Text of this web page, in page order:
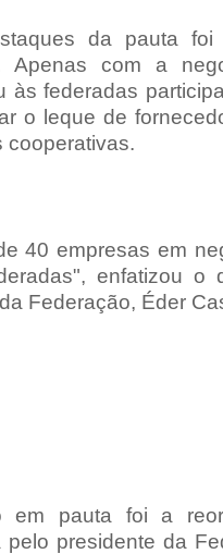
da pauta foi
Apenas com a
às federadas
o leque de
cooperativas.
40 empresas em
enfatizou o
Federação, Éder
em pauta foi a
pelo presidente da